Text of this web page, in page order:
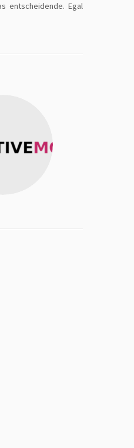
entscheidende. Egal